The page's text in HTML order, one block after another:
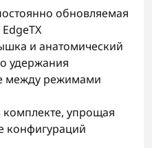
обновляемая
и анатомический
удержания
между режимами
комплекте, упрощая
конфигураций